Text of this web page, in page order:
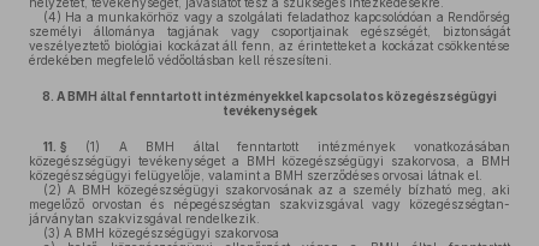
(4) Ha a munkakörhöz vagy a szolgálati feladathoz kapcsolódóan a Rendőrség
személyi állománya tagjának vagy csoportjainak egészségét, biztonságát
veszélyeztető biológiai kockázat áll fenn, az érintetteket a kockázat csökkentése
érdekében megfelelő védőoltásban kell részesíteni.
8. A BMH által fenntartott intézményekkel kapcsolatos közegészségügyi
tevékenységek
11. § (1)
A BMH által fenntartott intézmények vonatkozásában
közegészségügyi tevékenységet a BMH közegészségügyi szakorvosa, a BMH
közegészségügyi felügyelője, valamint a BMH szerződéses orvosai látnak el.
(2) A BMH közegészségügyi szakorvosának az a személy bízható meg, aki
megelőző orvostan és népegészségtan szakvizsgával vagy közegészségtan-
járványtan szakvizsgával rendelkezik.
(3) A BMH közegészségügyi szakorvosa